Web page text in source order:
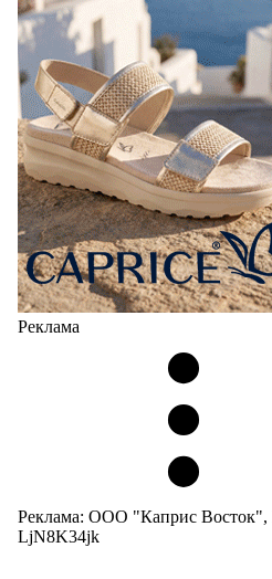
Реклама
Реклама: ООО "Каприс
LjN8K34jk